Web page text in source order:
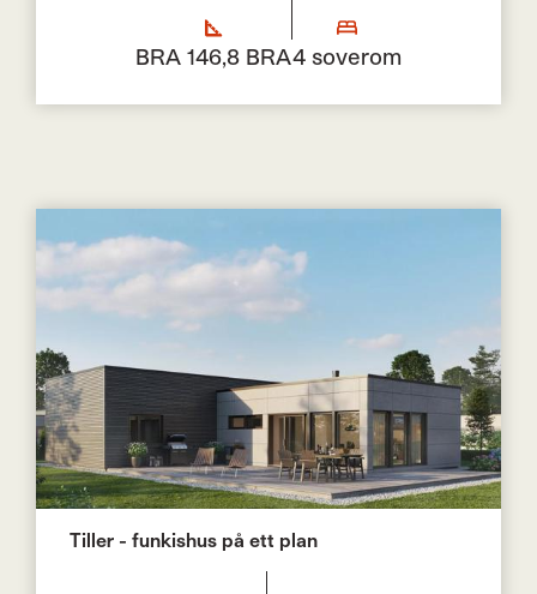
BRA 146,8 BRA4 soverom
Tiller - funkishus på ett plan